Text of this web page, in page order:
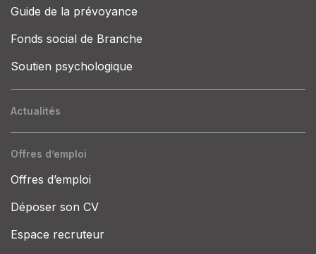
Guide de la prévoyance
Fonds social de Branche
Soutien psychologique
Actualités
Offres d’emploi
Offres d’emploi
Déposer son CV
Espace recruteur